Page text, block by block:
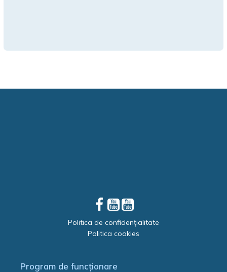
Politica de confidențialitate
Politica cookies
Program de funcționare